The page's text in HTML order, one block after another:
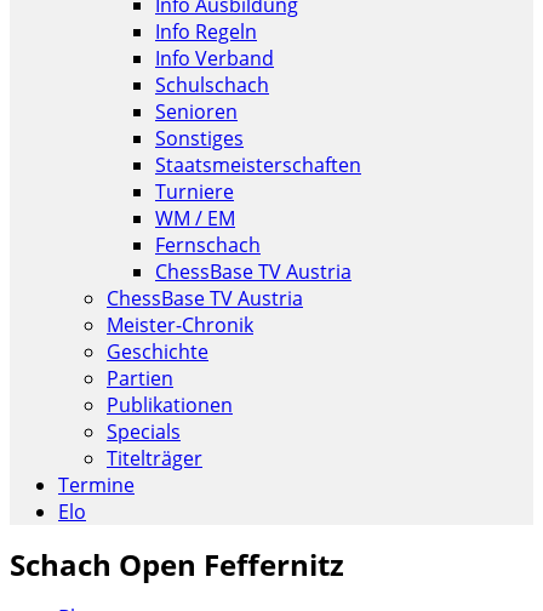
Info Regeln
Info Verband
Schulschach
Senioren
Sonstiges
Staatsmeisterschaften
Turniere
WM / EM
Fernschach
ChessBase TV Austria
ChessBase TV Austria
Meister-Chronik
Geschichte
Partien
Publikationen
Specials
Titelträger
Termine
Elo
Schach Open Feffernitz